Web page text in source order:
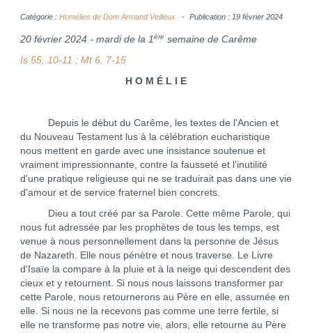
Catégorie : Homélies de Dom Armand Veilleux Publication : 19 février 2024
20 février 2024 - mardi de la 1ère semaine de Carême
Is 55, 10-11 ; Mt 6, 7-15
H O M É L I E
Depuis le début du Carême, les textes de l'Ancien et
du Nouveau Testament lus à la célébration eucharistique
nous mettent en garde avec une insistance soutenue et
vraiment impressionnante, contre la fausseté et l'inutilité
d'une pratique religieuse qui ne se traduirait pas dans une vie
d'amour et de service fraternel bien concrets.
Dieu a tout créé par sa Parole. Cette même Parole, qui
nous fut adressée par les prophètes de tous les temps, est
venue à nous personnellement dans la personne de Jésus
de Nazareth. Elle nous pénètre et nous traverse. Le Livre
d'Isaïe la compare à la pluie et à la neige qui descendent des
cieux et y retournent. Si nous nous laissons transformer par
cette Parole, nous retournerons au Père en elle, assumée en
elle. Si nous ne la recevons pas comme une terre fertile, si
elle ne transforme pas notre vie, alors, elle retourne au Père